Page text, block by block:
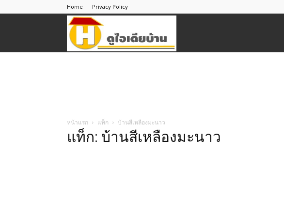
Home Privacy Policy
หน้าแรก แท็ก บ้านสีเหลืองมะนาว
แท็ก: บ้านสีเหลืองมะนาว